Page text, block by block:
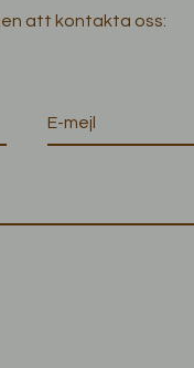
att kontakta oss: